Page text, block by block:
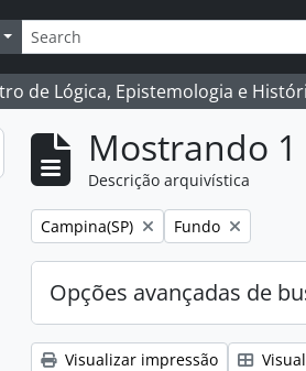
Opções de busca
de Lógica, Epistemologia e
Mostrando
Descrição arquivística
Remover filtro:
Campina(SP) Remover filtro:
Fundo
Opções avançadas de
Visualizar impressão